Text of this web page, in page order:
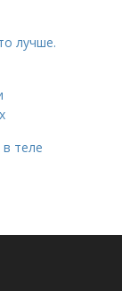
лучше.
теле